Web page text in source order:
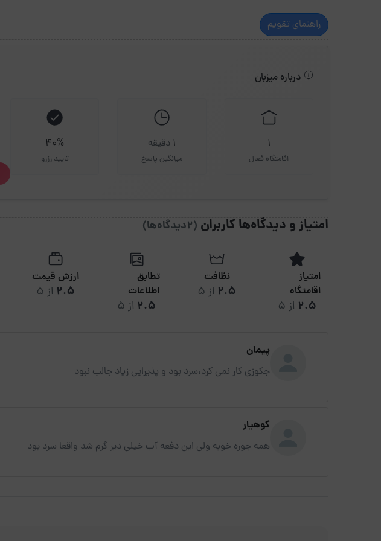
راهنمای تقویم
درباره میزبان
1
اقامتگاه فعال
1 دقیقه
میانگین پاسخ
40%
تایید رزرو
امتیاز و دیدگاه‌ها کاربران (2دیدگاه‌ها)
امتیاز
اقامتگاه
2.5 از 5
نظافت
2.5 از 5
تطابق
اطلاعات
2.5 از 5
ارزش قیمت
2.5 از 5
پیمان
جکوزی کار نمی کرد،سرد بود و پذیرایی زیاد جالب نبود
کوهیار
همه جوره خوبه ولی این دفعه آب خیلی دیر گرم شد واقعا سرد بود